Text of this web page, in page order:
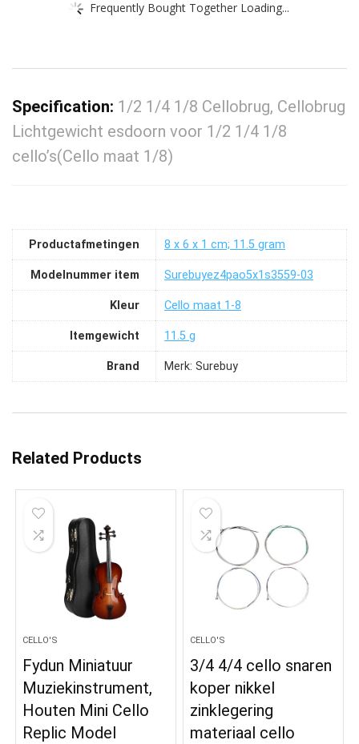
Frequently Bought Together Loading...
Specification: 1/2 1/4 1/8 Cellobrug, Cellobrug
Lichtgewicht esdoorn voor 1/2 1/4 1/8
cello’s(Cello maat 1/8)
Productafmetingen ‎8 x 6 x 1 cm; 11.5 gram
Modelnummer item ‎Surebuyez4pao5x1s3559-03
Kleur ‎Cello maat 1-8
Itemgewicht ‎11.5 g
Brand Merk: Surebuy
Related Products
CELLO'S
Fydun Miniatuur
Muziekinstrument,
Houten Mini Cello
Replic Model
CELLO'S
3/4 4/4 cello snaren
koper nikkel
zinklegering
materiaal cello